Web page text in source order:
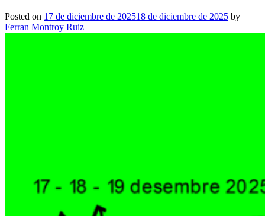
Posted on 17 de diciembre de 202518 de diciembre de 2025 by
Ferran Montroy Ruiz